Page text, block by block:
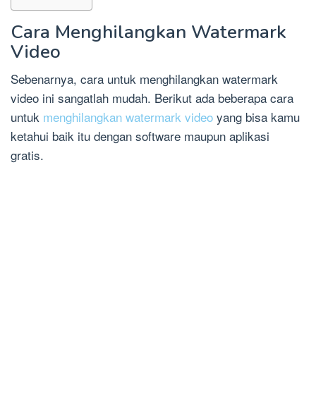
Cara Menghilangkan Watermark
Video
Sebenarnya, cara untuk menghilangkan watermark
video ini sangatlah mudah. Berikut ada beberapa cara
untuk menghilangkan watermark video yang bisa kamu
ketahui baik itu dengan software maupun aplikasi
gratis.